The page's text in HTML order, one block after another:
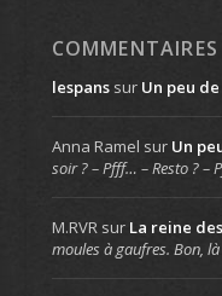
COMMENTAIRES
lespanssur Un peu
Anna Ramel sur Un
soir ? – Pfff… – Resto ? –
M.RVRsur La reine
moules à gaufres. Bon,